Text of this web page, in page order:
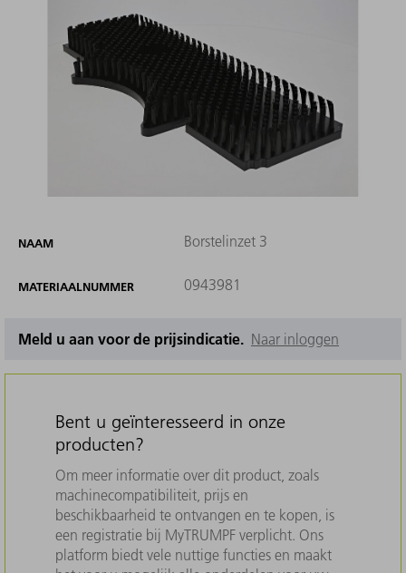
NAAM Borstelinzet 3
MATERIAALNUMMER 0943981
Meld u aan voor de prijsindicatie. Naar inloggen
Bent u geïnteresseerd in onze
producten?
Om meer informatie over dit product, zoals
machinecompatibiliteit, prijs en
beschikbaarheid te ontvangen en te kopen, is
een registratie bij MyTRUMPF verplicht. Ons
platform biedt vele nuttige functies en maakt